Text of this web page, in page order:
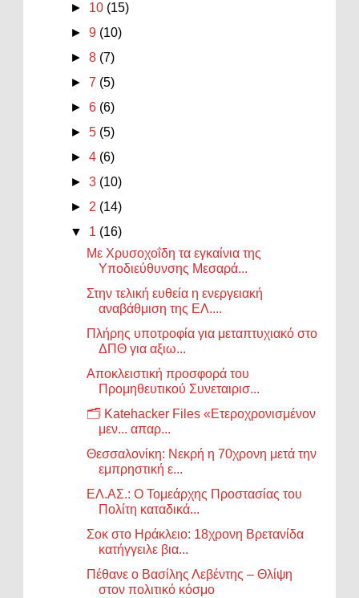
► 10 (15)
►9 (10)
►8 (7)
►7 (5)
►6 (6)
►5 (5)
►4 (6)
►3 (10)
► 2 (14)
▼ 1 (16)
Με Χρυσοχοΐδη τα εγκαίνια της
Υποδιεύθυνσης Μεσαρά...
Στην τελική ευθεία η ενεργειακή
αναβάθμιση της ΕΛ....
Πλήρης υποτροφία για μεταπτυχιακό στο
ΔΠΘ για αξιω...
Αποκλειστική προσφορά του
Προμηθευτικού Συνεταιρισ...
🗂️ Katehacker Files «Ετεροχρονισμένον
μεν... απαρ...
Θεσσαλονίκη: Νεκρή η 70χρονη μετά την
εμπρηστική ε...
ΕΛ.ΑΣ.: Ο Τομεάρχης Προστασίας του
Πολίτη καταδικά...
Σοκ στο Ηράκλειο: 18χρονη Βρετανίδα
κατήγγειλε βια...
Πέθανε ο Βασίλης Λεβέντης – Θλίψη
στον πολιτικό κόσμο